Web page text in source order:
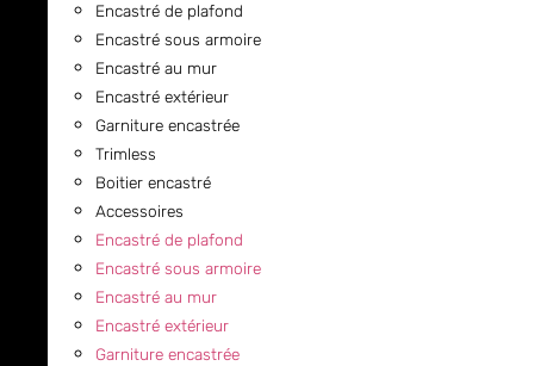
Encastré de plafond
Encastré sous armoire
Encastré au mur
Encastré extérieur
Garniture encastrée
Trimless
Boitier encastré
Accessoires
Encastré de plafond
Encastré sous armoire
Encastré au mur
Encastré extérieur
Garniture encastrée